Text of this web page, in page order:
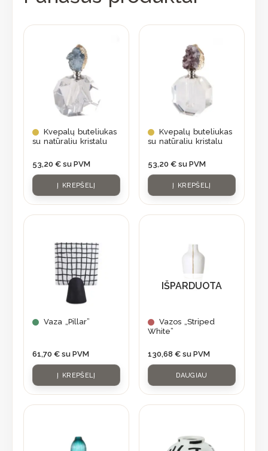
Kvepalų buteliukas
su natūraliu kristalu
53,20 € su PVM
Į KREPŠELĮ
Kvepalų buteliukas
su natūraliu kristalu
53,20 € su PVM
Į KREPŠELĮ
Vaza „Pillar”
61,70 € su PVM
Į KREPŠELĮ
IŠPARDUOTA
Vazos „Striped
White”
130,68 € su PVM
DAUGIAU